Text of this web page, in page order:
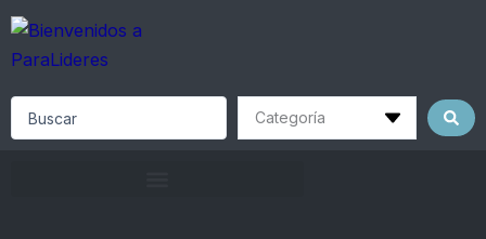
Skip
content